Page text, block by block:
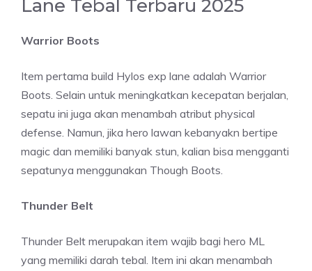
Lane Tebal Terbaru 2025
Warrior Boots
Item pertama build Hylos exp lane adalah Warrior
Boots. Selain untuk meningkatkan kecepatan berjalan,
sepatu ini juga akan menambah atribut physical
defense. Namun, jika hero lawan kebanyakn bertipe
magic dan memiliki banyak stun, kalian bisa mengganti
sepatunya menggunakan Though Boots.
Thunder Belt
Thunder Belt merupakan item wajib bagi hero ML
yang memiliki darah tebal. Item ini akan menambah